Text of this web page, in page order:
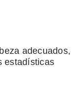
adecuados,
estadísticas